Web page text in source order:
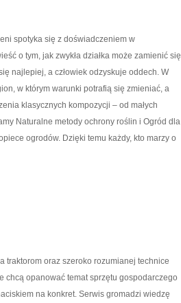
spotyka się z doświadczeniem w
o tym, jak zwykła działka może zamienić się
najlepiej, a człowiek odzyskuje oddech. W
w którym warunki potrafią się zmieniać, a
klasycznych kompozycji – od małych
Naturalne metody ochrony roślin i Ogród dla
ogrodów. Dzięki temu każdy, kto marzy o
traktorom oraz szeroko rozumianej technice
chcą opanować temat sprzętu gospodarczego
na konkret. Serwis gromadzi wiedzę